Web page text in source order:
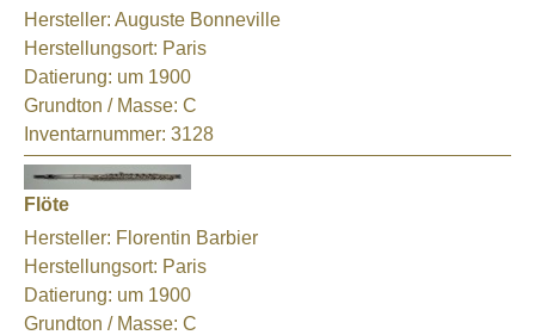
Hersteller: Auguste Bonneville
Herstellungsort: Paris
Datierung: um 1900
Grundton / Masse: C
Inventarnummer: 3128
Flöte
Hersteller: Florentin Barbier
Herstellungsort: Paris
Datierung: um 1900
Grundton / Masse: C